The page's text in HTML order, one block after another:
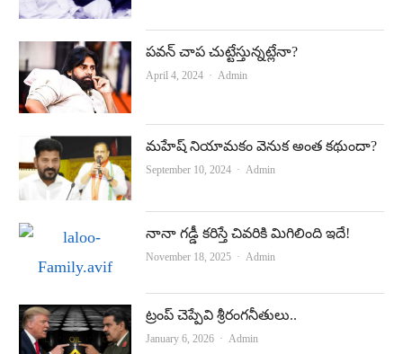
పవన్‌ చాప చుట్టేస్తున్నట్లేనా?
April 4, 2024 Author
Admin
మహేష్‌ నియామకం వెనుక అంత కథుందా?
September 10, 2024 Author
Admin
నానా గడ్డీ కరిస్తే చివరికి మిగిలింది ఇదే!
November 18, 2025 Author
Admin
ట్రంప్‌ చెప్పేవి శ్రీరంగనీతులు..
January 6, 2026 Author
Admin